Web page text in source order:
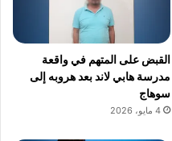
القبض على المتهم في واقعة
مدرسة هابي لاند بعد هروبه إلى
سوهاج
4 مايو، 2026